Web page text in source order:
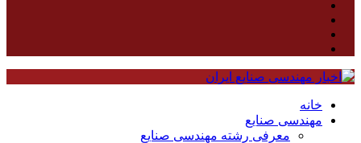
خانه
مهندسی صنایع
معرفی رشته مهندسی صنایع